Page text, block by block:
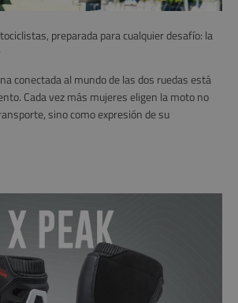
preparada para cualquier desafío: la
conectada al mundo de las dos ruedas está
Cada vez más mujeres eligen la moto no
sino como expresión de su